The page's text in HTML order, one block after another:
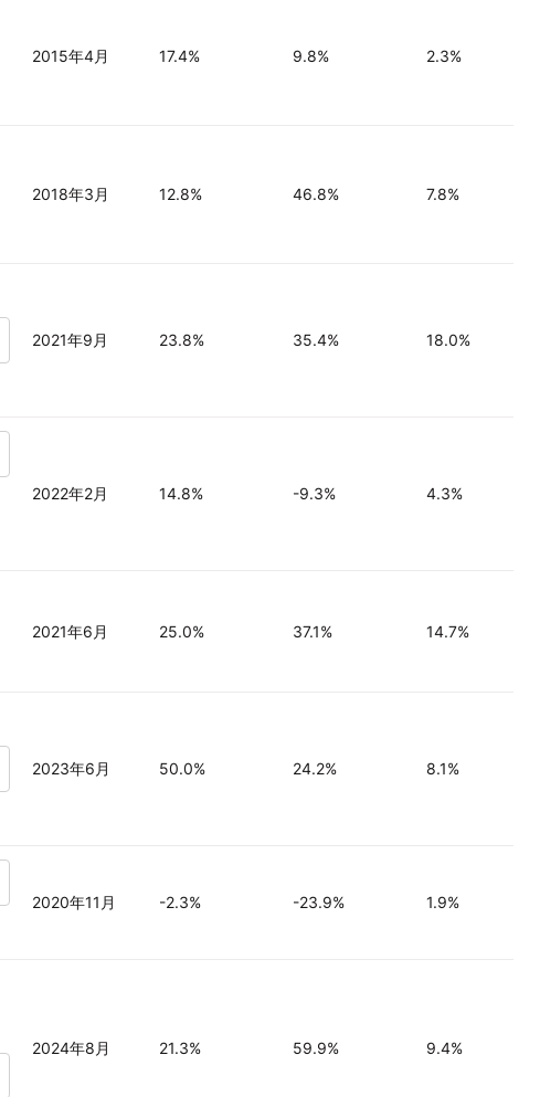
2015年4月 17.4% 9.8% 2.3%
2018年3月 12.8% 46.8% 7.8%
2021年9月 23.8% 35.4% 18.0%
2022年2月 14.8% -9.3% 4.3%
2021年6月 25.0% 37.1% 14.7%
2023年6月 50.0% 24.2% 8.1%
2020年11月 -2.3% -23.9% 1.9%
2024年8月 21.3% 59.9% 9.4%